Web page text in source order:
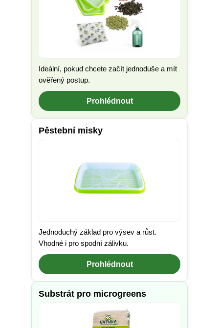
Ideální, pokud chcete začít jednoduše a mít
ověřený postup.
Prohlédnout
Pěstební misky
Jednoduchý základ pro výsev a růst.
Vhodné i pro spodní zálivku.
Prohlédnout
Substrát pro microgreens